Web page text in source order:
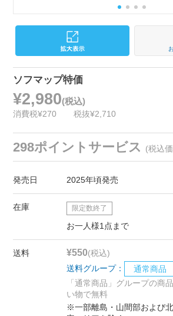
ソフマップ特価
¥2,980(税込)
消費税¥270 税抜¥2,710
298ポイントサービス (税込
発売日 2025年頃発売
在庫 限定数終了
お一人様1点まで
送料 ¥550(税込)
送料グループ：
通常商品
「通常商品」グループの商
い物で無料
※一部離島・山間部および